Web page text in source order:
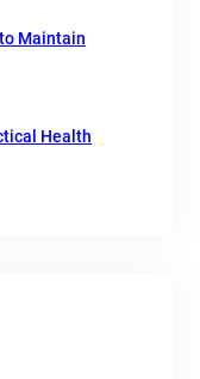
Maintain
Health